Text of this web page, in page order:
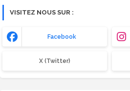
VISITEZ NOUS SUR :
Facebook
X (Twitter)